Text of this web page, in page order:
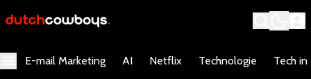
E-mail Marketing AI Netflix Technologie Tech in